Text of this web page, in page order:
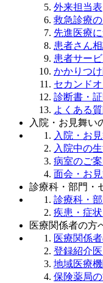
外来担当表
救急診療
先進医療
患者さん
患者サー
かかりつ
セカンド
診断書・
よくある
入院・お見舞い
入院・お
入院中の
病室のご
面会・お
診療科・部門・
診療科・
疾患・症
医療関係者の方
医療関係
登録紹介
地域医療
保険薬局